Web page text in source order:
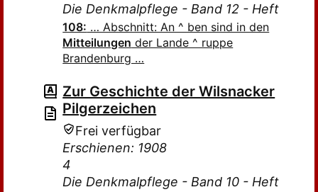
Die Denkmalpflege - Band 12 - Heft
108: … Abschnitt: An ^ ben sind in den
Mitteilungen der Lande ^ ruppe
Brandenburg …
Zur Geschichte der Wilsnacker
Pilgerzeichen
Frei verfügbar
Erschienen: 1908
4
Die Denkmalpflege - Band 10 - Heft